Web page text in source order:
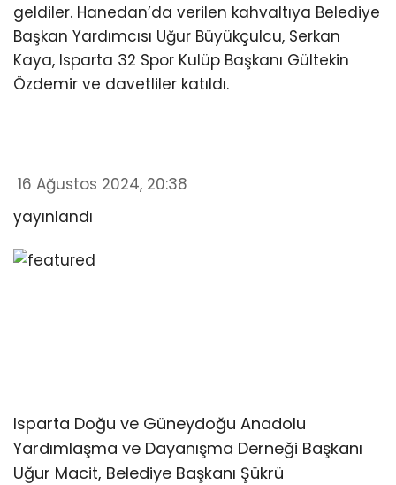
geldiler. Hanedan’da verilen kahvaltıya Belediye
Başkan Yardımcısı Uğur Büyükçulcu, Serkan
Kaya, Isparta 32 Spor Kulüp Başkanı Gültekin
Özdemir ve davetliler katıldı.
16 Ağustos 2024, 20:38
yayınlandı
Isparta Doğu ve Güneydoğu Anadolu
Yardımlaşma ve Dayanışma Derneği Başkanı
Uğur Macit, Belediye Başkanı Şükrü